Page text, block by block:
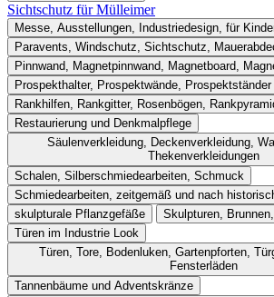
Sichtschutz für Mülleimer
Messe, Ausstellungen, Industriedesign, für
Paravents, Windschutz, Sichtschutz,
Pinnwand, Magnetpinnwand, Magnetboard,
Prospekthalter, Prospektwände,
Rankhilfen, Rankgitter, Rosenbögen,
Restaurierung und Denkmalpflege
Säulenverkleidung, Deckenverkleidung,
Thekenverkleidungen
Schalen, Silberschmiedearbeiten, Schmuck
Schmiedearbeiten, zeitgemäß und nach
skulpturale Pflanzgefäße
Skulpturen,
Türen im Industrie Look
Türen, Tore, Bodenluken, Gartenpforten,
Fensterläden
Tannenbäume und Adventskränze